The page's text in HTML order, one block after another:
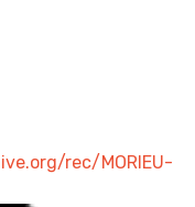
rec/MORIEU-